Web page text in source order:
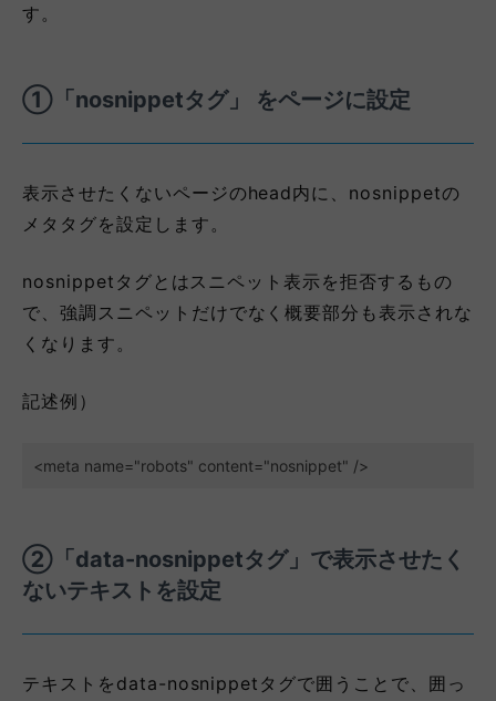
す。
①「nosnippetタグ」 をページに設定
表示させたくないページのhead内に、nosnippetの
メタタグを設定します。
nosnippetタグとはスニペット表示を拒否するもの
で、強調スニペットだけでなく概要部分も表示されな
くなります。
記述例）
<meta name="robots" content="nosnippet" />
②「data-nosnippetタグ」で表示させたく
ないテキストを設定
テキストをdata-nosnippetタグで囲うことで、囲っ